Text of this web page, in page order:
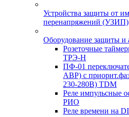
Устройства защиты от
перенапряжений (УЗИП)
Оборудование защиты и
Розеточные
ТРЭ-Н
ПФ-01
АВР) с
230-280В) TDM
Реле импульсные
РИО
Реле времени на